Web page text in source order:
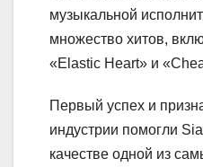
музыкальной
множество хитов,
«Elastic Heart» и
Первый успех и
индустрии помогли
качестве одной из